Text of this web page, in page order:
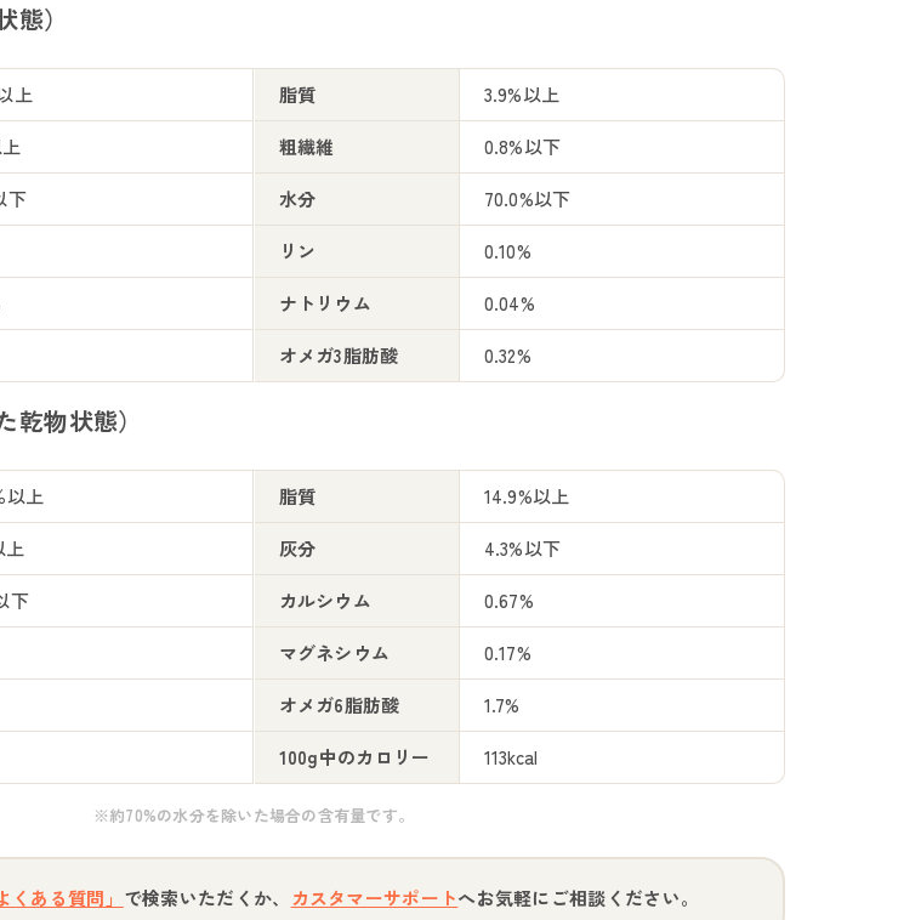
）
上 脂質 3.9%以上
粗繊維 0.8%以下
下 水分 70.0%以下
リン 0.10%
ナトリウム 0.04%
オメガ3脂肪酸 0.32%
物状態）
以上 脂質 14.9%以上
上 灰分 4.3%以下
下 カルシウム 0.67%
マグネシウム 0.17%
オメガ6脂肪酸 1.7%
100g中のカロリー 113kcal
※約70%の水分を除いた場合の含有量です。
くある質問」 で検索いただくか、 カスタマーサポートへお気軽にご相談ください。